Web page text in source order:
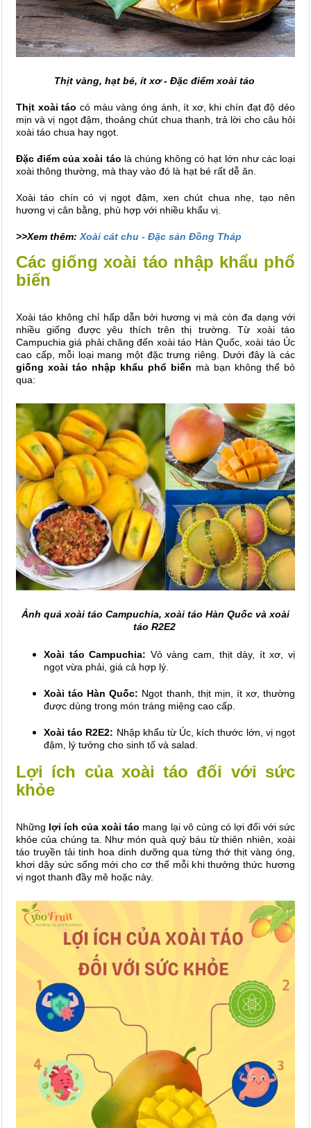
Thịt vàng, hạt bé, ít xơ - Đặc điểm xoài táo
Thịt xoài táo có màu vàng óng ánh, ít xơ, khi chín đạt độ dẻo
mịn và vị ngọt đậm, thoảng chút chua thanh, trả lời cho câu hỏi
xoài táo chua hay ngọt.
Đặc điểm của xoài táo là chúng không có hạt lớn như các loại
xoài thông thường, mà thay vào đó là hạt bé rất dễ ăn.
Xoài táo chín có vị ngọt đậm, xen chút chua nhẹ, tạo nên
hương vị cân bằng, phù hợp với nhiều khẩu vị.
>>Xem thêm: Xoài cát chu - Đặc sản Đồng Tháp
Các giống xoài táo nhập khẩu phổ
biến
Xoài táo không chỉ hấp dẫn bởi hương vị mà còn đa dạng với
nhiều giống được yêu thích trên thị trường. Từ xoài táo
Campuchia giá phải chăng đến xoài táo Hàn Quốc, xoài táo Úc
cao cấp, mỗi loại mang một đặc trưng riêng. Dưới đây là các
giống xoài táo nhập khẩu phổ biến mà bạn không thể bỏ
qua:
Ảnh quả xoài táo Campuchia, xoài táo Hàn Quốc và xoài
táo R2E2
Xoài táo Campuchia: Vỏ vàng cam, thịt dày, ít xơ, vị
ngọt vừa phải, giá cả hợp lý.
Xoài táo Hàn Quốc: Ngọt thanh, thịt mịn, ít xơ, thường
được dùng trong món tráng miệng cao cấp.
Xoài táo R2E2: Nhập khẩu từ Úc, kích thước lớn, vị ngọt
đậm, lý tưởng cho sinh tố và salad.
Lợi ích của xoài táo đối với sức
khỏe
Những lợi ích của xoài táo mang lại vô cùng có lợi đối với sức
khỏe của chúng ta. Như món quà quý báu từ thiên nhiên, xoài
táo truyền tải tinh hoa dinh dưỡng qua từng thớ thịt vàng óng,
khơi dậy sức sống mới cho cơ thể mỗi khi thưởng thức hương
vị ngọt thanh đầy mê hoặc này.